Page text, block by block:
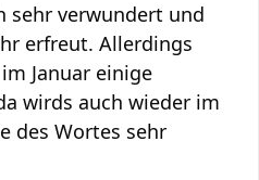
sehr verwundert und
erfreut. Allerdings
Januar einige
wirds auch wieder im
des Wortes sehr